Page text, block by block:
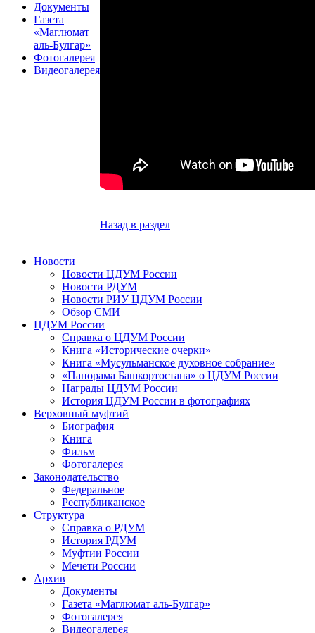
Документы
Газета
«Маглюмат
аль-Булгар»
Фотогалерея
Видеогалерея
Назад в раздел
Новости
Новости ЦДУМ России
Новости РДУМ
Новости РИУ ЦДУМ России
Обзор СМИ
ЦДУМ России
Справка о ЦДУМ России
Книга «Исторические очерки»
Книга «Мусульманское духовное собрание»
«Панорама Башкортостана» о ЦДУМ России
Награды ЦДУМ России
История ЦДУМ России в фотографиях
Верховный муфтий
Биография
Книга
Фильм
Фотогалерея
Законодательство
Федеральное
Республиканское
Структура
Справка о РДУМ
История РДУМ
Муфтии России
Мечети России
Архив
Документы
Газета «Маглюмат аль-Булгар»
Фотогалерея
Видеогалерея